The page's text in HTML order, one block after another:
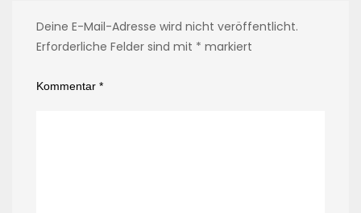
Deine E-Mail-Adresse wird nicht veröffentlicht.
Erforderliche Felder sind mit * markiert
Kommentar *